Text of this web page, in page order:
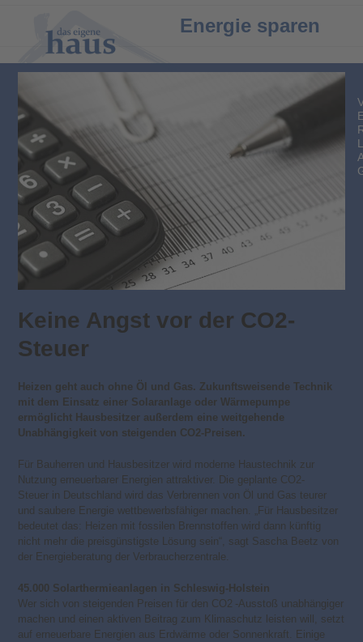
mobile
menu
mobile
menu
Energie sparen
Keine Angst vor der CO2-
Steuer
Heizen geht auch ohne Öl und Gas. Zukunftsweisende Technik
mit dem Einsatz einer Solaranlage oder Wärmepumpe
ermöglicht Hausbesitzer außerdem eine weitgehende
Unabhängigkeit von steigenden CO2-Preisen.
Für Bauherren und Hausbesitzer wird moderne Haustechnik zur
Nutzung erneuerbarer Energien attraktiver. Die geplante CO2-
Steuer in Deutschland wird das Verbrennen von Öl und Gas teurer
und saubere Energie wettbewerbsfähiger machen. „Für Hausbesitzer
bedeutet das: Heizen mit fossilen Brennstoffen wird dann künftig
nicht mehr die preisgünstigste Lösung sein“, sagt Sascha Beetz von
der Energieberatung der Verbraucherzentrale.
45.000 Solarthermieanlagen in Schleswig-Holstein
Wer sich von steigenden Preisen für den CO2 -Ausstoß unabhängiger
machen und einen aktiven Beitrag zum Klimaschutz leisten will, setzt
auf erneuerbare Energien aus Erdwärme oder Sonnenkraft. Einige
L